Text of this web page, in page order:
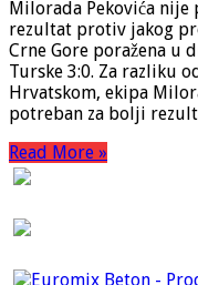
Milorada Pekovića
rezultat protiv jakog
Crne Gore poražena
Turske 3:0. Za razliku
Hrvatskom, ekipa
potreban za bolji
Read More »